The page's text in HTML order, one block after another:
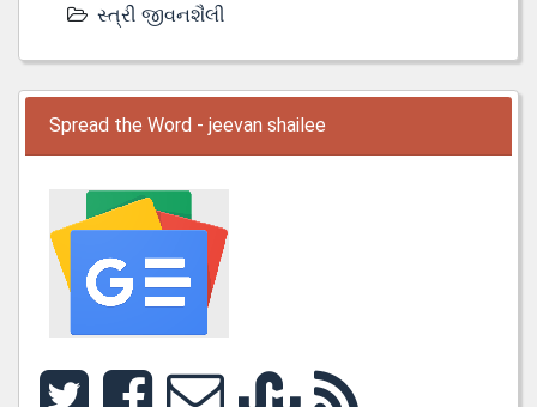
સ્ત્રી જીવનશૈલી
Spread the Word - jeevan shailee